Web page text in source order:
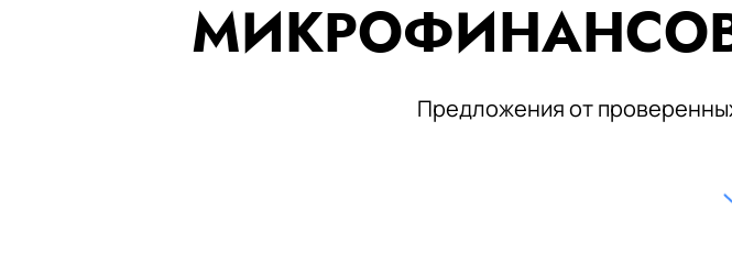
7 минут
Предложения от